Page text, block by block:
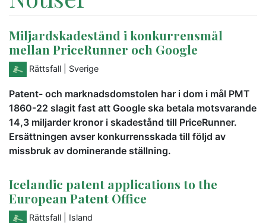
Miljardskadestånd i konkurrensmål
mellan PriceRunner och Google
Rättsfall | Sverige
Patent- och marknadsdomstolen har i dom i mål PMT
1860-22 slagit fast att Google ska betala motsvarande
14,3 miljarder kronor i skadestånd till PriceRunner.
Ersättningen avser konkurrensskada till följd av
missbruk av dominerande ställning.
Icelandic patent applications to the
European Patent Office
Rättsfall | Island